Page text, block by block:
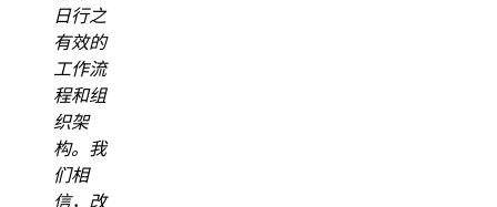
日行之
有效的
工作流
程和组
织架
构。我
们相
信，改